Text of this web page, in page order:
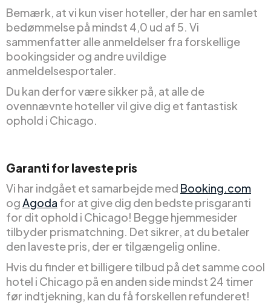
Bemærk, at vi kun viser hoteller, der har en samlet
bedømmelse på mindst 4,0 ud af 5. Vi
sammenfatter alle anmeldelser fra forskellige
bookingsider og andre uvildige
anmeldelsesportaler.
Du kan derfor være sikker på, at alle de
ovennævnte hoteller vil give dig et fantastisk
ophold i Chicago.
Garanti for laveste pris
Vi har indgået et samarbejde med Booking.com
ogAgoda for at give dig den bedste prisgaranti
for dit ophold i Chicago! Begge hjemmesider
tilbyder prismatchning. Det sikrer, at du betaler
den laveste pris, der er tilgængelig online.
Hvis du finder et billigere tilbud på det samme cool
hotel i Chicago på en anden side mindst 24 timer
før indtjekning, kan du få forskellen refunderet!